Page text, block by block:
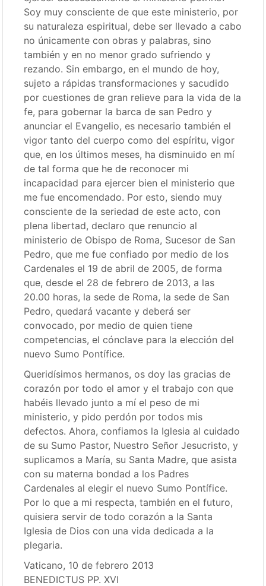
Soy muy consciente de que este ministerio, por
su naturaleza espiritual, debe ser llevado a cabo
no únicamente con obras y palabras, sino
también y en no menor grado sufriendo y
rezando. Sin embargo, en el mundo de hoy,
sujeto a rápidas transformaciones y sacudido
por cuestiones de gran relieve para la vida de la
fe, para gobernar la barca de san Pedro y
anunciar el Evangelio, es necesario también el
vigor tanto del cuerpo como del espíritu, vigor
que, en los últimos meses, ha disminuido en mí
de tal forma que he de reconocer mi
incapacidad para ejercer bien el ministerio que
me fue encomendado. Por esto, siendo muy
consciente de la seriedad de este acto, con
plena libertad, declaro que renuncio al
ministerio de Obispo de Roma, Sucesor de San
Pedro, que me fue confiado por medio de los
Cardenales el 19 de abril de 2005, de forma
que, desde el 28 de febrero de 2013, a las
20.00 horas, la sede de Roma, la sede de San
Pedro, quedará vacante y deberá ser
convocado, por medio de quien tiene
competencias, el cónclave para la elección del
nuevo Sumo Pontífice.
Queridísimos hermanos, os doy las gracias de
corazón por todo el amor y el trabajo con que
habéis llevado junto a mí el peso de mi
ministerio, y pido perdón por todos mis
defectos. Ahora, confiamos la Iglesia al cuidado
de su Sumo Pastor, Nuestro Señor Jesucristo, y
suplicamos a María, su Santa Madre, que asista
con su materna bondad a los Padres
Cardenales al elegir el nuevo Sumo Pontífice.
Por lo que a mi respecta, también en el futuro,
quisiera servir de todo corazón a la Santa
Iglesia de Dios con una vida dedicada a la
plegaria.
Vaticano, 10 de febrero 2013
BENEDICTUS PP. XVI